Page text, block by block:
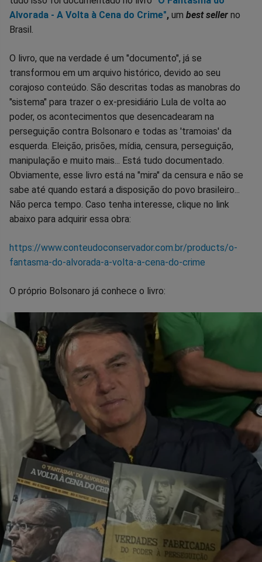
Alvorada - A Volta à Cena do Crime", um best seller no
Brasil.
O livro, que na verdade é um "documento", já se
transformou em um arquivo histórico, devido ao seu
corajoso conteúdo. São descritas todas as manobras do
"sistema" para trazer o ex-presidiário Lula de volta ao
poder, os acontecimentos que desencadearam na
perseguição contra Bolsonaro e todas as 'tramoias' da
esquerda. Eleição, prisões, mídia, censura, perseguição,
manipulação e muito mais... Está tudo documentado.
Obviamente, esse livro está na "mira" da censura e não se
sabe até quando estará a disposição do povo brasileiro...
Não perca tempo. Caso tenha interesse, clique no link
abaixo para adquirir essa obra:
https://www.conteudoconservador.com.br/products/o-
fantasma-do-alvorada-a-volta-a-cena-do-crime
O próprio Bolsonaro já conhece o livro: